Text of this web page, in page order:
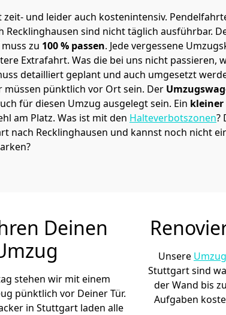
zeit- und leider auch kostenintensiv.
Recklinghausen sind nicht täglich ausführbar.
zu 100 % passen. Jede vergessene
Extrafahrt. Was die bei uns nicht passieren,
detailliert geplant und auch umgesetzt
müssen pünktlich vor Ort sein. Der
für diesen Umzug ausgelegt sein. Ein kleiner
am Platz. Was ist mit den Halteverbotszonen?
nach Recklinghausen und kannst noch nicht
Deinen
stehen wir mit einem
pünktlich vor Deiner Tür.
in Stuttgart laden alle
Unsere
Stuttgart sind
der Wand bis
Aufgaben